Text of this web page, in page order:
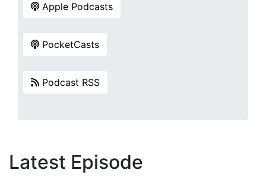
Apple Podcasts
PocketCasts
Podcast RSS
Latest Episode